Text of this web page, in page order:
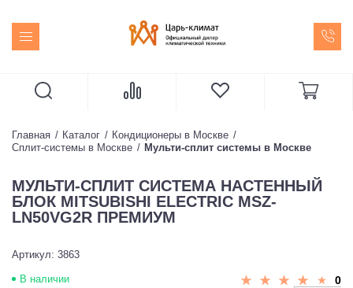
Главная Каталог
Кондиционеры в Москве
Сплит-системы в Москве
Мульти-сплит системы в Москве
МУЛЬТИ-СПЛИТ СИСТЕМА НАСТЕННЫЙ
БЛОК MITSUBISHI ELECTRIC MSZ-
LN50VG2R ПРЕМИУМ
Артикул: 3863
В наличии 0